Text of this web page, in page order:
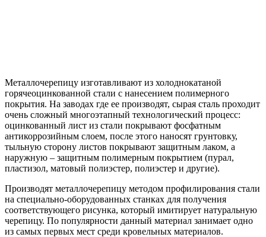
Металлочерепицу изготавливают из холоднокатаной
горячеоцинкованной стали с нанесением полимерного
покрытия. На заводах где ее производят, сырая сталь проходит
очень сложный многоэтапный технологический процесс:
оцинкованный лист из стали покрывают фосфатным
антикоррозийным слоем, после этого наносят грунтовку,
тыльную сторону листов покрывают защитным лаком, а
наружную – защитным полимерным покрытием (пурал,
пластизол, матовый полиэстер, полиэстер и другие).
Производят металлочерепицу методом профилирования стали
на специально-оборудованных станках для получения
соответствующего рисунка, который имитирует натуральную
черепицу. По популярности данный материал занимает одно
из самых первых мест среди кровельных материалов.